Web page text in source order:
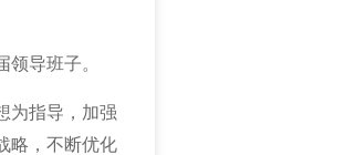
导班子。
为指导，加强
略，不断优化